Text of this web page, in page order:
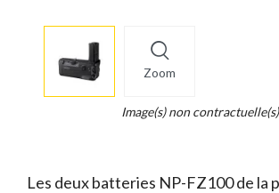
Zoom
info
Legend...
Image(s) non contractuelle(s)
Les deux batteries NP-FZ100 de la